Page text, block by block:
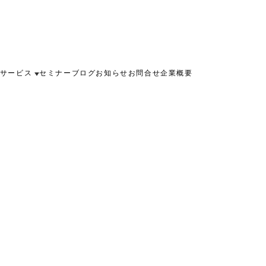
サービス セミナー ブログお知らせ お問合せ企業概要